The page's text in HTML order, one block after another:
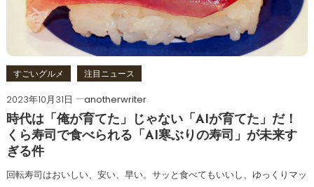
すごいグルメ 注目ニュース
2023年10月31日
anotherwriter
時代は「俺が育てた」じゃない「AIが育てた」だ！
くら寿司で食べられる「AI寒ぶりの寿司」が未来す
ぎる件
回転寿司はおいしい、安い、早い。サッと食べてもいいし、ゆっくりマッ